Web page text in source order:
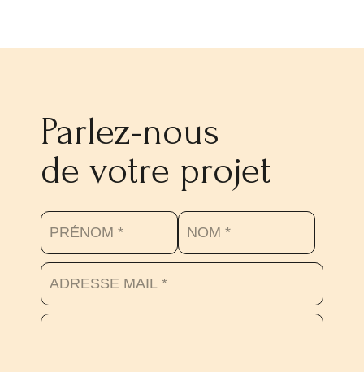
Parlez-nous
de votre projet